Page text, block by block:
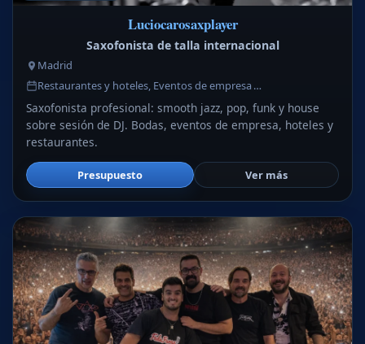
Luciocarosaxplayer
Saxofonista de talla internacional
Madrid
Restaurantes y hoteles, Eventos de empresa …
Saxofonista profesional: smooth jazz, pop, funk y house
sobre sesión de DJ. Bodas, eventos de empresa, hoteles y
restaurantes.
Presupuesto Ver más